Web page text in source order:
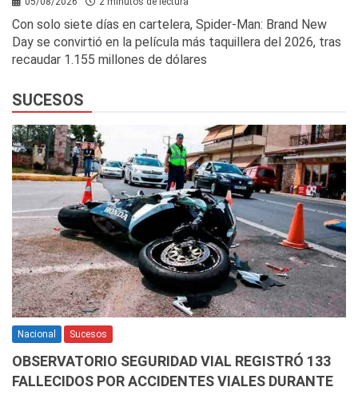
Con solo siete días en cartelera, Spider-Man: Brand New
Day se convirtió en la película más taquillera del 2026, tras
recaudar 1.155 millones de dólares
SUCESOS
Nacional Sucesos
OBSERVATORIO SEGURIDAD VIAL REGISTRÓ 133
FALLECIDOS POR ACCIDENTES VIALES DURANTE